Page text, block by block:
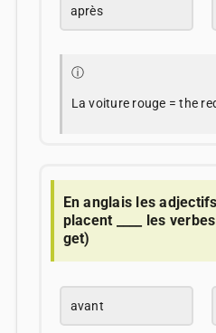
après
ⓘ
La voiture rouge = the
En anglais les
placent ____ les
get)
avant